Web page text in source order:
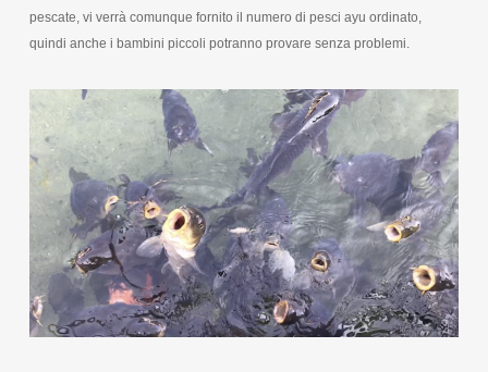
pescate, vi verrà comunque fornito il numero di pesci ayu ordinato,
quindi anche i bambini piccoli potranno provare senza problemi.